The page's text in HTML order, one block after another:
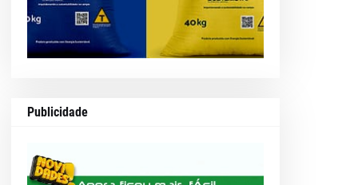
Publicidade